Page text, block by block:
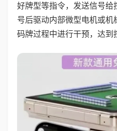
好牌型等指令，发送信号
号后驱动内部微型电机或机
码牌过程中进行干预，达到